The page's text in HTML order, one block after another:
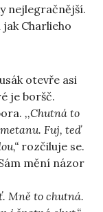
nejlegračnější.
jak Charlieho
otevře asi
je boršč.
,,Chutná to
Fuj, teď
rozčiluje se.
mění názor
Mně to chutná.